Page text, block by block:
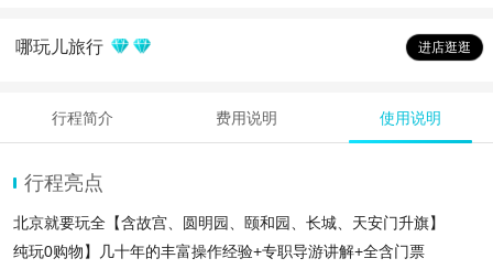
哪玩儿旅行 进店逛逛
行程简介 费用说明 使用说明
行程亮点
北京就要玩全【含故宫、圆明园、颐和园、长城、天安门升旗】
纯玩0购物】几十年的丰富操作经验+专职导游讲解+全含门票